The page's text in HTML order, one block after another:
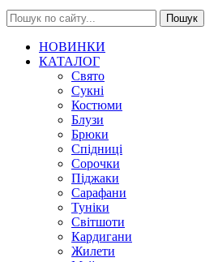
Пошук
НОВИНКИ
КАТАЛОГ
Свято
Сукні
Костюми
Блузи
Брюки
Спідниці
Сорочки
Піджаки
Сарафани
Туніки
Світшоти
Кардигани
Жилети